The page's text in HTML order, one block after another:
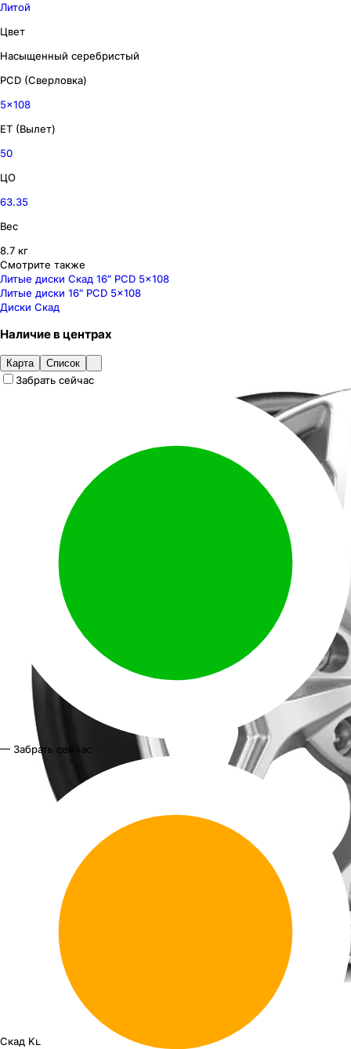
Литой
Цвет
Насыщенный серебристый
PCD (Сверловка)
5x108
ET (Вылет)
50
ЦО
63.35
Вес
8.7 кг
Смотрите также
Литые диски Скад 16″ PCD 5x108
Литые диски 16″ PCD 5x108
Диски Скад
Скад KL-368 16"x6.5J PCD 5x108 ЕТ 50 ЦО 63.35
Наличиев центрах
Карта Список
Забрать сейчас
— Забрать сейчас